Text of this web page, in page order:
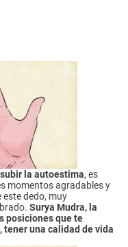
la autoestima, es
momentos agradables y
dedo, muy
Surya Mudra, la
posiciones que te
una calidad de vida